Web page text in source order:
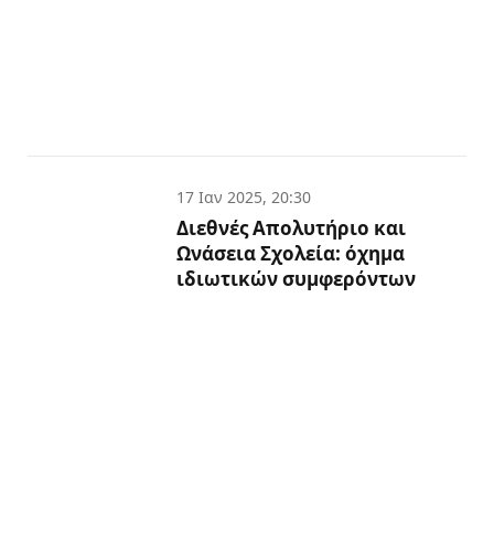
17 Ιαν 2025, 20:30
Διεθνές Απολυτήριο και
Ωνάσεια Σχολεία: όχημα
ιδιωτικών συμφερόντων